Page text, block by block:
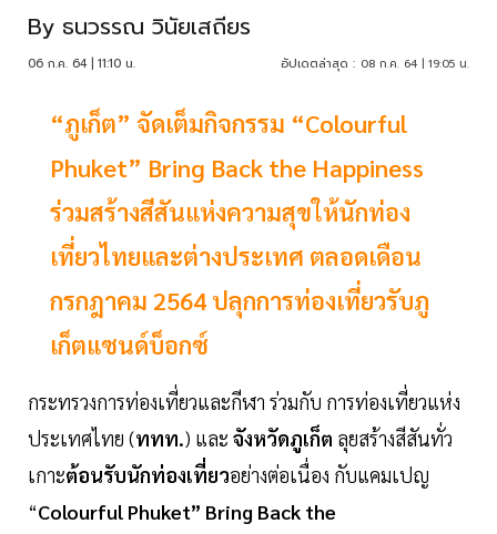
By ธนวรรณ วินัยเสถียร
06 ก.ค. 64 | 11:10 น. อัปเดตล่าสุด : 08 ก.ค. 64 | 19:05 น.
“ภูเก็ต” จัดเต็มกิจกรรม “Colourful
Phuket” Bring Back the Happiness
ร่วมสร้างสีสันแห่งความสุขให้นักท่อง
เที่ยวไทยและต่างประเทศ ตลอดเดือน
กรกฎาคม 2564 ปลุกการท่องเที่ยวรับภู
เก็ตแซนด์บ็อกซ์
กระทรวงการท่องเที่ยวและกีฬา ร่วมกับ การท่องเที่ยวแห่ง
ประเทศไทย (ททท.) และ จังหวัดภูเก็ต ลุยสร้างสีสันทั่ว
เกาะต้อนรับนักท่องเที่ยวอย่างต่อเนื่อง กับแคมเปญ
“Colourful Phuket” Bring Back the